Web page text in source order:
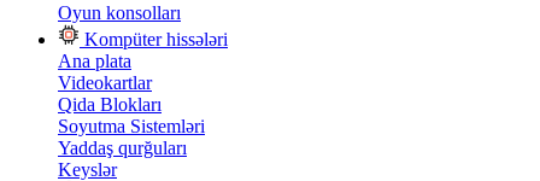
Oyun konsolları
Kompüter hissələri
Ana plata
Videokartlar
Qida Blokları
Soyutma Sistemləri
Yaddaş qurğuları
Keyslər